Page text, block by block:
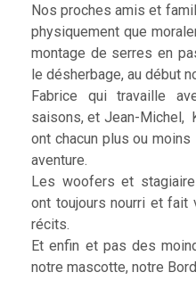
Nos proches amis et
physiquement que
montage de serres en
le désherbage, au début
Fabrice qui travaille
saisons, et Jean-Michel,
ont chacun plus ou
aventure.
Les woofers et
ont toujours nourri et fait
récits.
Et enfin et pas des
notre mascotte, notre